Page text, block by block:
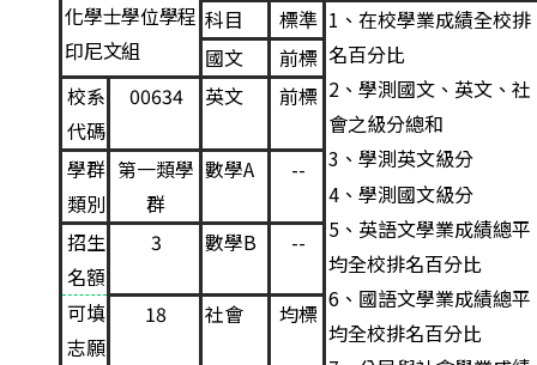
化學士學位學程
印尼文組
科目 標準 1 、在校學業成績全校排
名百分比
2 、學測國文、英文、社
會之級分總和
3 、學測英文級分
4 、學測國文級分
5 、英語文學業成績總平
均全校排名百分比
6 、國語文學業成績總平
均全校排名百分比
國文
前標
校系
代碼
00634 英文 前標
學群
類別
第一類學
群
數學A --
招生
名額
3 數學B --
可填
志願
18 社會 均標